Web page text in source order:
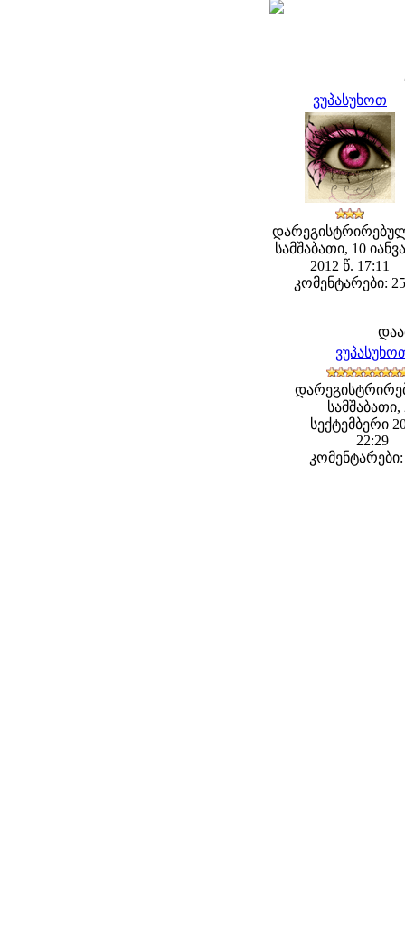
ვუპასუხოთ
სამშაბათი, 10
2012 წ. 17:11
კომენტარები: 25
სამშაბათი,
სექტემბერი
22:29
კომენტარები: